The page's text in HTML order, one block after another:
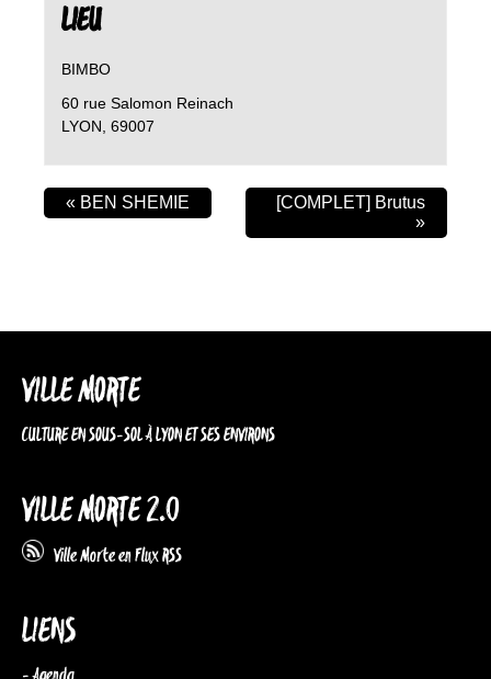
LIEU
BIMBO
60 rue Salomon Reinach
LYON 69007
« BEN SHEMIE
[COMPLET] Brutus
»
VILLE MORTE
CULTURE EN SOUS-SOL À LYON ET SES ENVIRONS
VILLE MORTE 2.0
Ville Morte en Flux RSS
LIENS